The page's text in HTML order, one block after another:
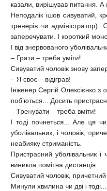
казали, вирішував питання.
Неподалік ішов сивуватий,
тренерів чи
заперечувати. І короткий
І від знервованого
– Грати – треба уміти!
Сивуватий чоловік знову
– Я своє – відіграв!
Інженер Сергій Олексієнко
поб’ються... Досить
– Тренувати – треба вміти!
І тоді почнеться... Але ця
уболівальник, і чоловік,
неабияку стриманість.
Пристрасний уболівальник
виникла помітна дистанція.
Сивуватий чоловік,
Минули хвилина чи дві і тоді...